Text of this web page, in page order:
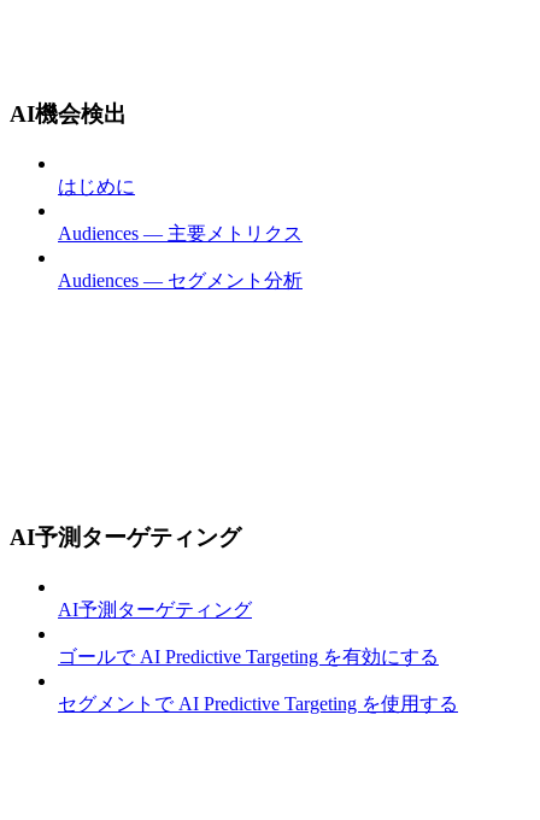
AI機会検出
はじめに
Audiences — 主要メトリクス
Audiences — セグメント分析
AI予測ターゲティング
AI予測ターゲティング
ゴールで AI Predictive Targeting を有効にする
セグメントで AI Predictive Targeting を使用する